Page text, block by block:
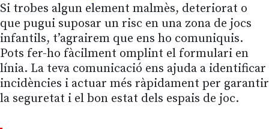
Si trobes algun element malmès, deteriorat o
que pugui suposar un risc en una zona de jocs
infantils, t’agrairem que ens ho comuniquis.
Pots fer-ho fàcilment omplint el formulari en
línia. La teva comunicació ens ajuda a identificar
incidències i actuar més ràpidament per garantir
la seguretat i el bon estat dels espais de joc.